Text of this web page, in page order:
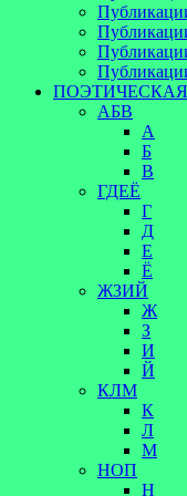
АБВ
А
Б
В
ГДЕЁ
Г
Д
Е
Ё
ЖЗИЙ
Ж
З
И
Й
КЛМ
К
Л
М
НОП
Н